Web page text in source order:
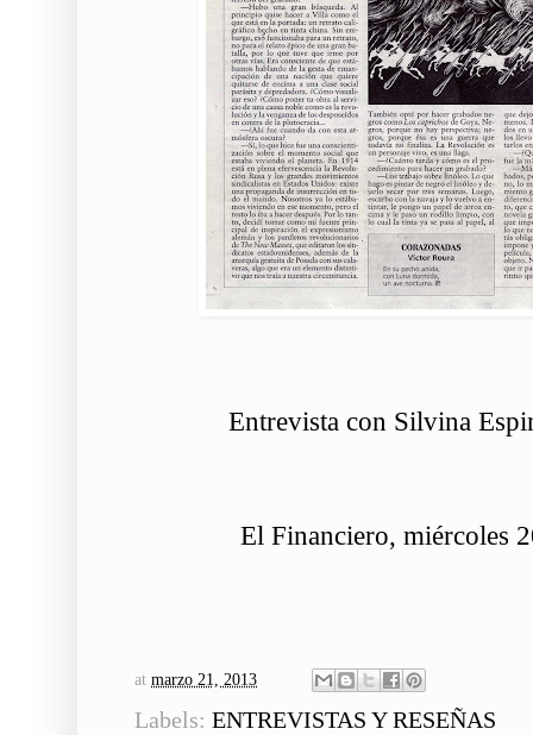
Entrevista con Silvina
El Financiero, miércoles
at marzo 21, 2013
Labels: ENTREVISTAS Y RESEÑAS